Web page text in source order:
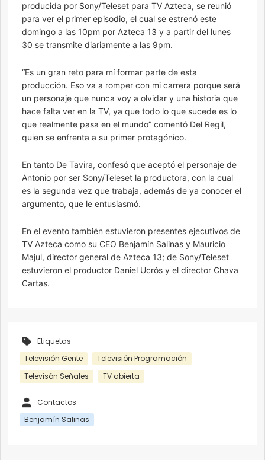
producida por Sony/Teleset para TV Azteca, se reunió
para ver el primer episodio, el cual se estrenó este
domingo a las 10pm por Azteca 13 y a partir del lunes
30 se transmite diariamente a las 9pm.
“Es un gran reto para mí formar parte de esta
producción. Eso va a romper con mi carrera porque será
un personaje que nunca voy a olvidar y una historia que
hace falta ver en la TV, ya que todo lo que sucede es lo
que realmente pasa en el mundo” comentó Del Regil,
quien se enfrenta a su primer protagónico.
En tanto De Tavira, confesó que aceptó el personaje de
Antonio por ser Sony/Teleset la productora, con la cual
es la segunda vez que trabaja, además de ya conocer el
argumento, que le entusiasmó.
En el evento también estuvieron presentes ejecutivos de
TV Azteca como su CEO Benjamín Salinas y Mauricio
Majul, director general de Azteca 13; de Sony/Teleset
estuvieron el productor Daniel Ucrós y el director Chava
Cartas.
Etiquetas
Televisión Gente
Televisión Programación
Televisón Señales
TV abierta
Contactos
Benjamín Salinas